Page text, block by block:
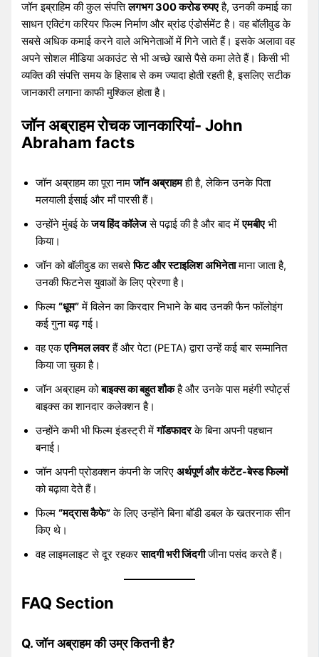
जॉन इब्राहिम की कुल संपत्तिलगभग 300 करोड रुपएहै, उनकी कमाई का
साधन एक्टिंग करियर फिल्म निर्माण और ब्रांड एंडोर्समेंट है। वह बॉलीवुड के
सबसे अधिक कमाई करने वाले अभिनेताओं में गिने जाते हैं। इसके अलावा वह
अपने सोशल मीडिया अकाउंट से भी अच्छे खासे पैसे कमा लेते हैं। किसी भी
व्यक्ति की संपत्ति समय के हिसाब से कम ज्यादा होती रहती है, इसलिए सटीक
जानकारी लगाना काफी मुश्किल होता है।
जॉन अब्राहम रोचक जानकारियां- John
Abraham facts
जॉन अब्राहम का पूरा नामजॉन अब्राहमही है, लेकिन उनके पिता
मलयाली ईसाई और माँ पारसी हैं।
उन्होंने मुंबई केजय हिंद कॉलेजसे पढ़ाई की है और बाद मेंएमबीएभी
किया।
जॉन को बॉलीवुड का सबसेफिट और स्टाइलिश अभिनेतामाना जाता है,
उनकी फिटनेस युवाओं के लिए प्रेरणा है।
फिल्म“धूम”में विलेन का किरदार निभाने के बाद उनकी फैन फॉलोइंग
कई गुना बढ़ गई।
वह एकएनिमल लवरहैं और पेटा (PETA) द्वारा उन्हें कई बार सम्मानित
किया जा चुका है।
जॉन अब्राहम कोबाइक्स का बहुत शौकहै और उनके पास महंगी स्पोर्ट्स
बाइक्स का शानदार कलेक्शन है।
उन्होंने कभी भी फिल्म इंडस्ट्री मेंगॉडफादरके बिना अपनी पहचान
बनाई।
जॉन अपनी प्रोडक्शन कंपनी के जरिएअर्थपूर्ण और कंटेंट-बेस्ड फिल्मों
को बढ़ावा देते हैं।
फिल्म“मद्रास कैफे”के लिए उन्होंने बिना बॉडी डबल के खतरनाक सीन
किए थे।
वह लाइमलाइट से दूर रहकरसादगी भरी जिंदगीजीना पसंद करते हैं।
FAQ Section
Q. जॉन अब्राहम की उम्र कितनी है?